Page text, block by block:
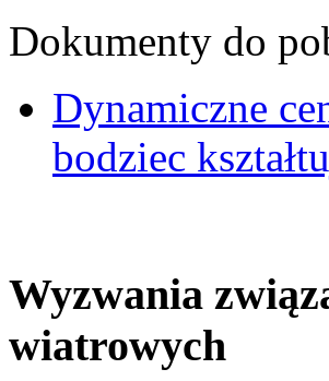
Dokumenty do
Dynamiczne
bodziec
Wyzwania
wiatrowych